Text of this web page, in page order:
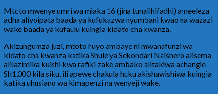
Mtoto mwenye umri wa miaka 16 (jina tunalihifadhi) ameeleza
adha aliyoipata baada ya kufukuzwa nyumbani kwao na wazazi
wake baada ya kufaulu kuingia kidato cha kwanza.
Akizungumza juzi, mtoto huyo ambaye ni mwanafunzi wa
kidato cha kwanza katika Shule ya Sekondari Naishero alisema
alilazimika kuishi kwa rafiki zake ambako alitakiwa achangie
Sh1,000 kila siku, ili apewe chakula huku akishawishiwa kuingia
katika uhusiano wa kimapenzi na wenyeji wake.